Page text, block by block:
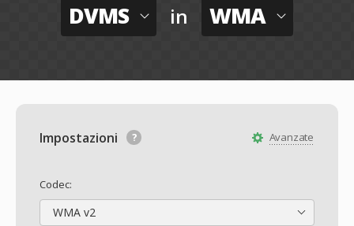
DVMS in WMA
Avanzate
Impostazioni
Codec:
WMA v2